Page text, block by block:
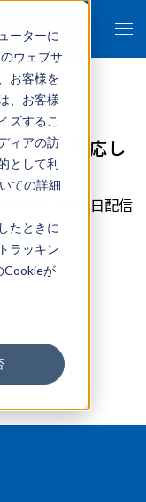
ーターに
ウェブサ
お客様を
、お客様
ズするこ
ィアの訪
として利
ての詳細
たときに
ラッキン
Cookieが
）に対応し
2020年02月04日配信